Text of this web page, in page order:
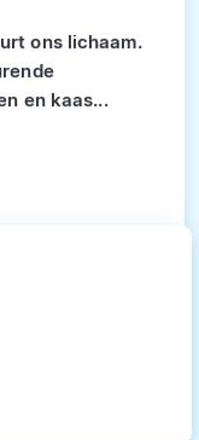
ons lichaam.
en kaas...